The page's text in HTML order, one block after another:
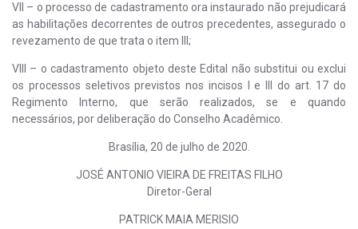
VII – o processo de cadastramento ora instaurado não prejudicará
as habilitações decorrentes de outros precedentes, assegurado o
revezamento de que trata o item III;
VIII – o cadastramento objeto deste Edital não substitui ou exclui
os processos seletivos previstos nos incisos I e III do art. 17 do
Regimento Interno, que serão realizados, se e quando
necessários, por deliberação do Conselho Acadêmico.
Brasília, 20 de julho de 2020.
JOSÉ ANTONIO VIEIRA DE FREITAS FILHO
Diretor-Geral
PATRICK MAIA MERISIO